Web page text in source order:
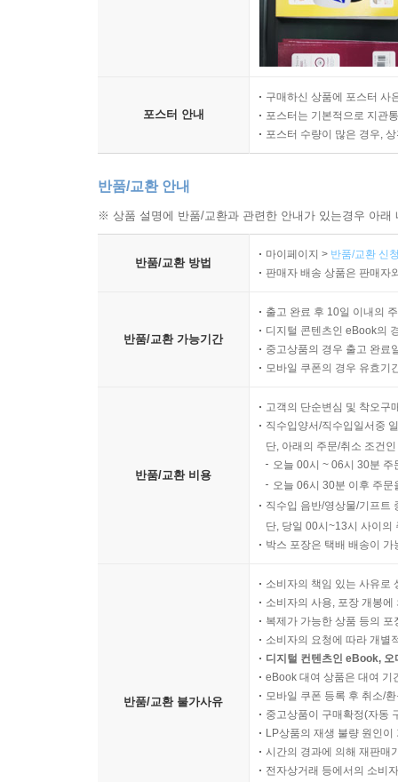
포스터 안내
구매하신 상품에 포스터 사
포스터는 기본적으로 지관
포스터 수량이 많은 경우,
반품/교환 안내
※ 상품 설명에 반품/교환과 관련한 안내가 있는경우 아
반품/교환 방법
마이페이지 > 반품/교환 신
판매자 배송 상품은 판매자
반품/교환 가능기간
출고 완료 후 10일 이내의
디지털 콘텐츠인 eBook의
중고상품의 경우 출고 완료
모바일 쿠폰의 경우 유효기
반품/교환 비용
고객의 단순변심 및 착오구
직수입양서/직수입일서중
단, 아래의 주문/취소 조건
오늘 00시 ~ 06시 30분
오늘 06시 30분 이후 주
직수입 음반/영상물/기프트
단, 당일 00시~13시 사이의
박스 포장은 택배 배송이
반품/교환 불가사유
소비자의 책임 있는 사유로
소비자의 사용, 포장 개봉
복제가 가능한 상품 등의
소비자의 요청에 따라 개별
디지털 컨텐츠인 eBook,
eBook 대여 상품은 대여 기
모바일 쿠폰 등록 후 취소/
중고상품이 구매확정(자동
LP상품의 재생 불량 원인
시간의 경과에 의해 재판매
전자상거래 등에서의 소비